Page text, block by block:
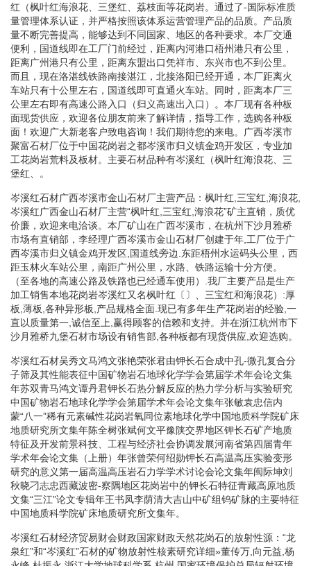
红（枫叶红海浪花、三堡红、荔枝面等花岗岩。通过了-国际标准质
量管理体系认证，并严格按照该体系运营管理产品的品质。产品质
量不断完善提高，能够达到不同国家、地区的各种要求。本厂交通
便利，国道线即在工厂门前经过，距离内河港口梧州港只有公里，
距离广州港只有公里，距离东盟出口凭祥市、东兴市也不到公里。
而且，现在洛湛线铁路南接湛江，北接洛阳已经开通，本厂距离火
车站只有十公里左右，国道线即可直通火车站。同时，距离本厂三
公里左右即有高速公路入口（归义高速出入口）。本厂现有各种板
面现货供应，欢迎各位朋友前来了解详情，指导工作，选购各种板
面！欢迎广大新老客户致电咨询！我们期待您的来电。广西岑溪市
聚富石材厂位于中国花岗岩之都岑溪市归义镇金鸡开发区，专业加
工花岗岩荒料及板材。主要石材品种有岑溪红（枫叶红海浪花、三
堡红、。
岑溪红石材广西岑溪市金山石材厂主营产品：枫叶红,三宝红,海浪花,
岑溪红广西金山石材厂主营“枫叶红,三宝红,海浪花”矿主直销，质优
价廉，欢迎来电洽谈。本厂矿山在广西岑溪市，在杭州下沙月雅桥
市场有直销部，李经理广西岑溪市金山石材厂创建于年,工厂位于广
西岑溪市归义镇金鸡开发区,国道线旁边.东距梧州水运码头公里，西
距玉林火车站公里，南距广州公里，水路、铁路运输十分方便。
（至各地的高速公路及铁路也已经通车使用）.我厂主要产品是生产
加工销售本地花岗岩岑溪红又名枫叶红〔〕、三宝红和海浪花）:厚
板,薄板,各种异形板,产品规格全面.现已有多年生产花岗岩的经验,一
直以质量第一,诚信至上,赢得顾客的信赖和支持。并在浙江杭州市下
沙月雅桥九堡石材市场设有销售部,各种板都有现货供应,欢迎选购。
岑溪红石材吴秀文马鸿文张艳荣张君由钾长石合成中孔-微孔复合分
子筛及其性能表征中国矿物岩石地球化学学会第届学术年会论文集
年苏双青马鸿文谭丹君钾长石热分解反应的热力学分析与实验研究
中国矿物岩石地球化学学会第届学术年会论文集年张敏袁忠信内
蒙“八一”稀有元素碱性花岗岩氧同位素地球化学中国地质科学院矿床
地质研究所文集年陈全树张斌何文平豫陕交界地区钾长石矿产地质
特征及开发前景科技、工程与经济社会协调发展河南省第四届青年
学术年会论文集（上册）年张曾荣何绍勋钾长石高温高压实验变形
研究的意义第一届高温高压岩石力学学术讨论会论文集年闽际坤刘
秋晓刁志忠西藏波密-察隅地区花岗岩中的钾长石特征青藏高原地质
文集“三江”论文专辑年王书凤李荫清大吉山中矿组钨矿脉的主要特征
中国地质科学院矿床地质研究所文集年。
岑溪红石材经济贸易财会财政国家财政天然花岗石的放射性源：“龙
泉红”和“岑溪红”石材的矿物放射性核素研究详细»董传万,向元益,杨